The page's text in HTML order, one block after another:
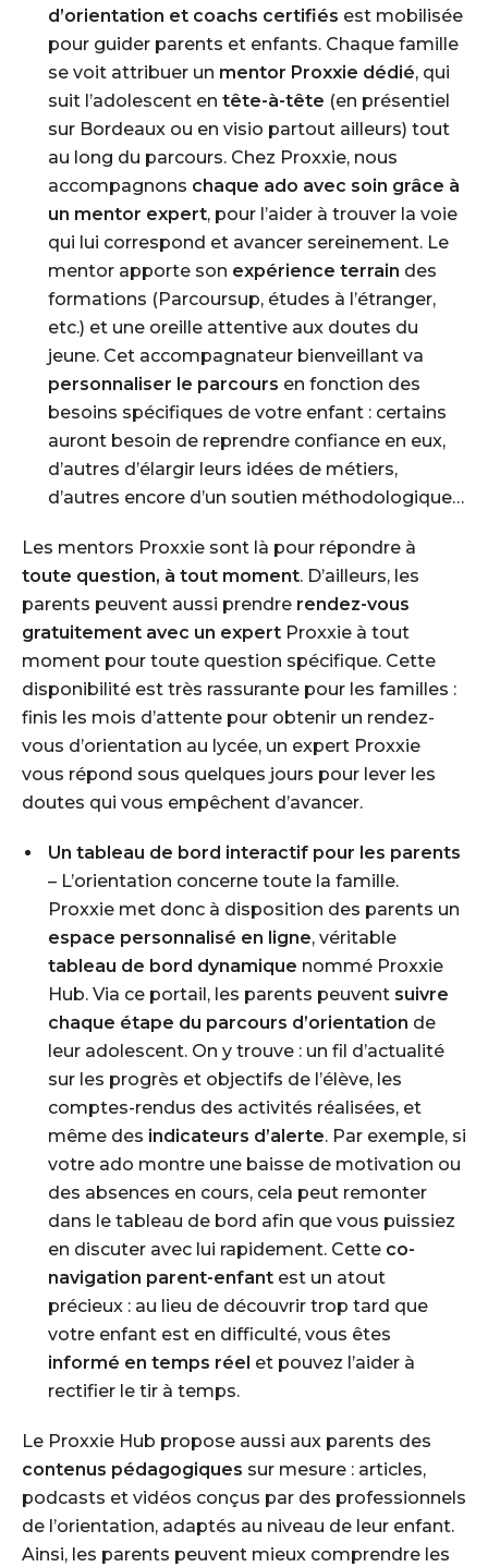
d’orientation et coachs certifiés est mobilisée
pour guider parents et enfants. Chaque famille
se voit attribuer un mentor Proxxie dédié, qui
suit l’adolescent en tête-à-tête (en présentiel
sur Bordeaux ou en visio partout ailleurs) tout
au long du parcours. Chez Proxxie, nous
accompagnons chaque ado avec soin grâce à
un mentor expert, pour l’aider à trouver la voie
qui lui correspond et avancer sereinement. Le
mentor apporte son expérience terrain des
formations (Parcoursup, études à l’étranger,
etc.) et une oreille attentive aux doutes du
jeune. Cet accompagnateur bienveillant va
personnaliser le parcours en fonction des
besoins spécifiques de votre enfant : certains
auront besoin de reprendre confiance en eux,
d’autres d’élargir leurs idées de métiers,
d’autres encore d’un soutien méthodologique…
Les mentors Proxxie sont là pour répondre à
toute question, à tout moment. D’ailleurs, les
parents peuvent aussi prendre rendez-vous
gratuitement avec un expert Proxxie à tout
moment pour toute question spécifique. Cette
disponibilité est très rassurante pour les familles :
finis les mois d’attente pour obtenir un rendez-
vous d’orientation au lycée, un expert Proxxie
vous répond sous quelques jours pour lever les
doutes qui vous empêchent d’avancer.
Un tableau de bord interactif pour les parents
– L’orientation concerne toute la famille.
Proxxie met donc à disposition des parents un
espace personnalisé en ligne, véritable
tableau de bord dynamique nommé Proxxie
Hub. Via ce portail, les parents peuvent suivre
chaque étape du parcours d’orientation de
leur adolescent. On y trouve : un fil d’actualité
sur les progrès et objectifs de l’élève, les
comptes-rendus des activités réalisées, et
même des indicateurs d’alerte. Par exemple, si
votre ado montre une baisse de motivation ou
des absences en cours, cela peut remonter
dans le tableau de bord afin que vous puissiez
en discuter avec lui rapidement. Cette co-
navigation parent-enfant est un atout
précieux : au lieu de découvrir trop tard que
votre enfant est en difficulté, vous êtes
informé en temps réel et pouvez l’aider à
rectifier le tir à temps.
Le Proxxie Hub propose aussi aux parents des
contenus pédagogiques sur mesure : articles,
podcasts et vidéos conçus par des professionnels
de l’orientation, adaptés au niveau de leur enfant.
Ainsi, les parents peuvent mieux comprendre les